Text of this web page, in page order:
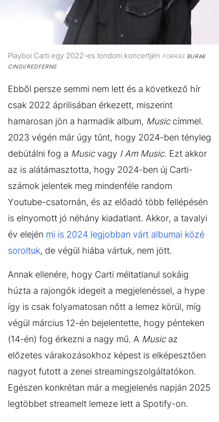
Playboi Carti egy 2022-es londoni koncertjén FORRÁSBURAK
CINGI/REDFERNS
Ebből persze semmi nem lett és a következő hír
csak 2022 áprilisában érkezett, miszerint
hamarosan jön a harmadik album, Musiccímmel.
2023 végén már úgy tűnt, hogy 2024-ben tényleg
debütálni fog a Musicvagy I Am Music. Ezt akkor
az is alátámasztotta, hogy 2024-ben új Carti-
számok jelentek meg mindenféle random
Youtube-csatornán, és az előadó több fellépésén
is elnyomott jó néhány kiadatlant. Akkor, a tavalyi
év elején mi is 2024 legjobban várt albumai közé
soroltuk, de végül hiába vártuk, nem jött.
Annak ellenére, hogy Carti méltatlanul sokáig
húzta a rajongók idegeit a megjelenéssel, a hype
így is csak folyamatosan nőtt a lemez körül, míg
végül március 12-én bejelentette, hogy pénteken
(14-én) fog érkezni a nagy mű. A Musicaz
előzetes várakozásokhoz képest is elképesztően
nagyot futott a zenei streamingszolgáltatókon.
Egészen konkrétan már a megjelenés napján 2025
legtöbbet streamelt lemeze lett a Spotify-on.